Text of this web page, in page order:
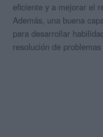
eficiente y a mejorar el
Además, una buena
para desarrollar
resolución de